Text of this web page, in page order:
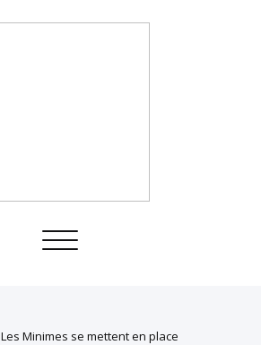
Toggle
Les Minimes se mettent en place